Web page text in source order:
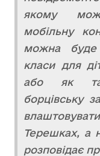
якому
мобільну
можна буде
класи для
або як
борцівську
Терешках, а
розповідає